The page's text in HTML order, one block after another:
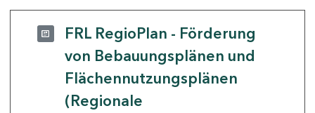
FRL RegioPlan - Förderung
von Bebauungsplänen und
Flächennutzungsplänen
(Regionale